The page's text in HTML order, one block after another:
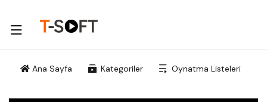
Ana Sayfa Kategoriler Oynatma Listeleri